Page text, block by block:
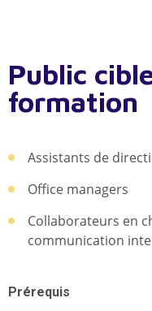
Public
formation
Assistants de
Office managers
Collaborateurs en
communication
Prérequis